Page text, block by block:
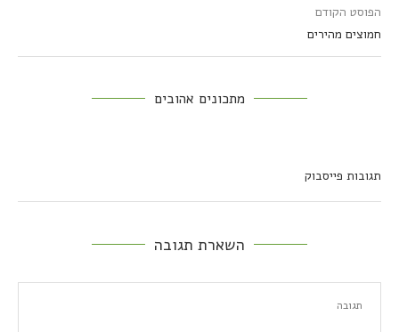
הפוסט הקודם
חמוצים מהירים
מתכונים אהובים
תגובות פייסבוק
השארת תגובה